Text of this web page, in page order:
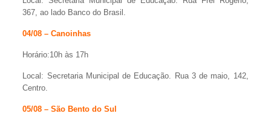
367, ao lado Banco do Brasil.
04/08 – Canoinhas
Horário:10h às 17h
Local: Secretaria Municipal de Educação. Rua 3 de maio, 142,
Centro.
05/08 – São Bento do Sul